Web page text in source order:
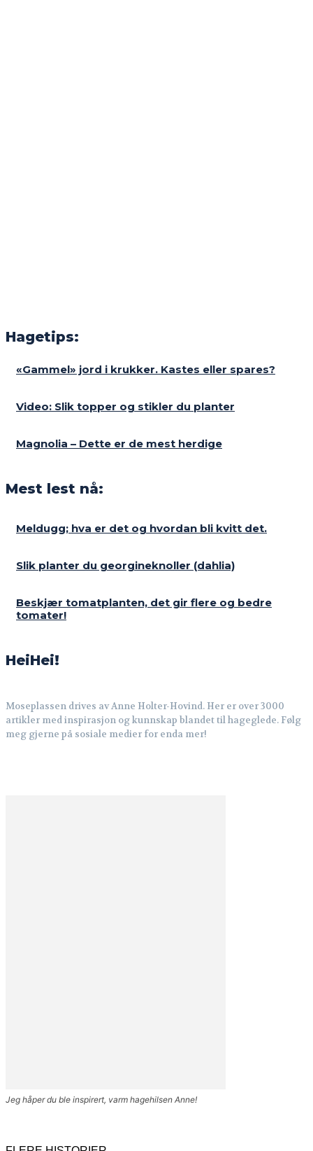
Hagetips:
«Gammel» jord i krukker. Kastes eller spares?
Video: Slik topper og stikler du planter
Magnolia – Dette er de mest herdige
Mest lest nå:
Meldugg; hva er det og hvordan bli kvitt det.
Slik planter du georgineknoller (dahlia)
Beskjær tomatplanten, det gir flere og bedre
tomater!
HeiHei!
Moseplassen drives av Anne Holter-Hovind. Her er over 3000
artikler med inspirasjon og kunnskap blandet til hageglede. Følg
meg gjerne på sosiale medier for enda mer!
Jeg håper du ble inspirert, varm hagehilsen Anne!